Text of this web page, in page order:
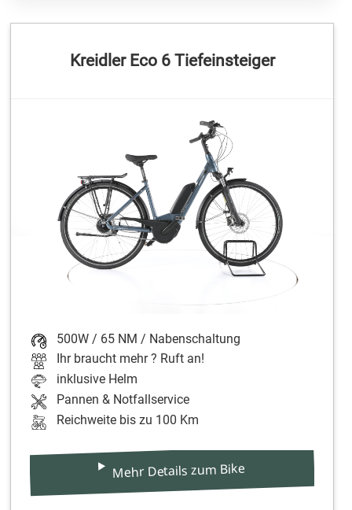
Kreidler Eco 6 Tiefeinsteiger
500W / 65 NM / Nabenschaltung
Ihr braucht mehr ? Ruft an!
inklusive Helm
Pannen & Notfallservice
Reichweite bis zu 100 Km
Mehr Details zum Bike